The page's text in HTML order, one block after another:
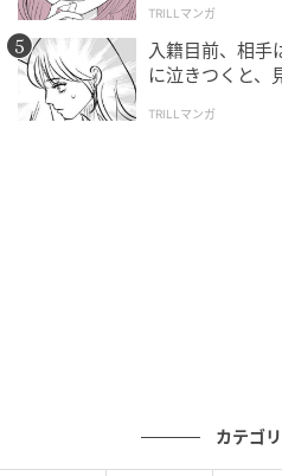
おすすめ連
TRILLマンガ
入籍目前、相
に泣きつくと、
TRILLマンガ
カテゴ